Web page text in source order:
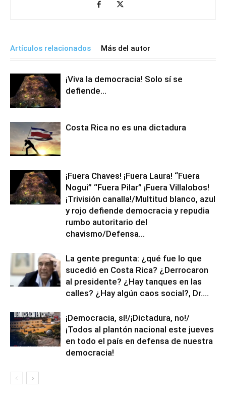
Artículos relacionados Más del autor
¡Viva la democracia! Solo sí se
defiende…
Costa Rica no es una dictadura
¡Fuera Chaves! ¡Fuera Laura! “Fuera
Nogui” “Fuera Pilar” ¡Fuera Villalobos!
¡Trivisión canalla!/Multitud blanco, azul
y rojo defiende democracia y repudia
rumbo autoritario del
chavismo/Defensa...
La gente pregunta: ¿qué fue lo que
sucedió en Costa Rica? ¿Derrocaron
al presidente? ¿Hay tanques en las
calles? ¿Hay algún caos social?, Dr....
¡Democracia, sí!/¡Dictadura, no!/
¡Todos al plantón nacional este jueves
en todo el país en defensa de nuestra
democracia!